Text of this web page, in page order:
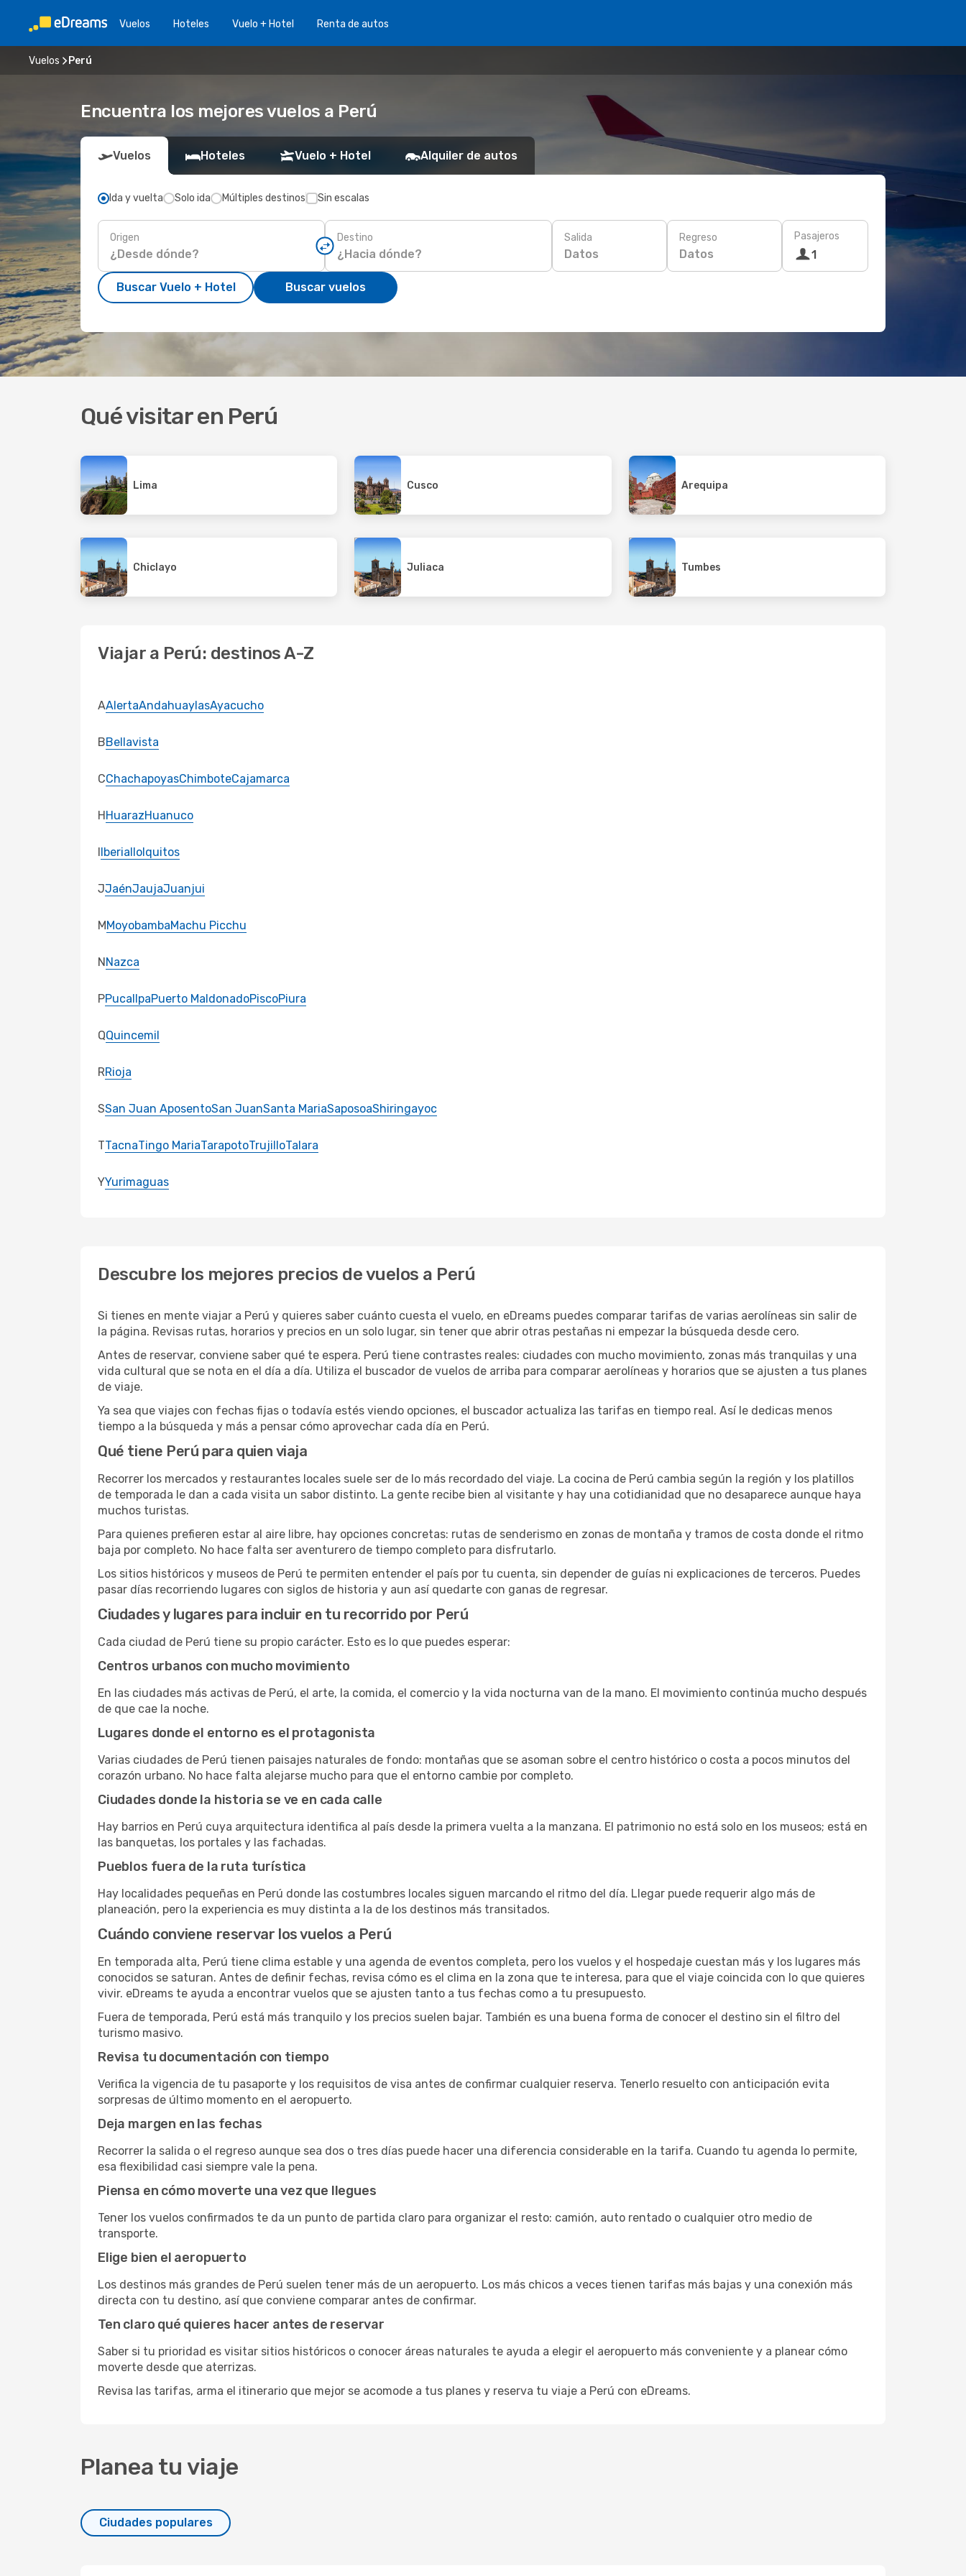
Vuelos Hoteles Vuelo + Hotel Renta de autos
Vuelos Perú
Encuentra los mejores vuelos a Perú
Vuelos Hoteles Vuelo + Hotel Alquiler de autos
Ida y vuelta Solo ida Múltiples destinos Sin escalas
Origen Destino Salida
Datos
Regreso
Datos
Pasajeros
1
Buscar Vuelo + Hotel Buscar vuelos
Qué visitar en Perú
Lima Cusco Arequipa
Chiclayo Juliaca Tumbes
Viajar a Perú: destinos A-Z
AAlertaAndahuaylasAyacucho
BBellavista
CChachapoyasChimboteCajamarca
HHuarazHuanuco
IIberiaIloIquitos
JJaénJaujaJuanjui
MMoyobambaMachu Picchu
NNazca
PPucallpaPuerto MaldonadoPiscoPiura
QQuincemil
RRioja
SSan Juan AposentoSan JuanSanta MariaSaposoaShiringayoc
TTacnaTingo MariaTarapotoTrujilloTalara
YYurimaguas
Descubre los mejores precios de vuelos a Perú
Si tienes en mente viajar a Perú y quieres saber cuánto cuesta el vuelo, en eDreams puedes comparar tarifas de varias aerolíneas sin salir de
la página. Revisas rutas, horarios y precios en un solo lugar, sin tener que abrir otras pestañas ni empezar la búsqueda desde cero.
Antes de reservar, conviene saber qué te espera. Perú tiene contrastes reales: ciudades con mucho movimiento, zonas más tranquilas y una
vida cultural que se nota en el día a día. Utiliza el buscador de vuelos de arriba para comparar aerolíneas y horarios que se ajusten a tus planes
de viaje.
Ya sea que viajes con fechas fijas o todavía estés viendo opciones, el buscador actualiza las tarifas en tiempo real. Así le dedicas menos
tiempo a la búsqueda y más a pensar cómo aprovechar cada día en Perú.
Qué tiene Perú para quien viaja
Recorrer los mercados y restaurantes locales suele ser de lo más recordado del viaje. La cocina de Perú cambia según la región y los platillos
de temporada le dan a cada visita un sabor distinto. La gente recibe bien al visitante y hay una cotidianidad que no desaparece aunque haya
muchos turistas.
Para quienes prefieren estar al aire libre, hay opciones concretas: rutas de senderismo en zonas de montaña y tramos de costa donde el ritmo
baja por completo. No hace falta ser aventurero de tiempo completo para disfrutarlo.
Los sitios históricos y museos de Perú te permiten entender el país por tu cuenta, sin depender de guías ni explicaciones de terceros. Puedes
pasar días recorriendo lugares con siglos de historia y aun así quedarte con ganas de regresar.
Ciudades y lugares para incluir en tu recorrido por Perú
Cada ciudad de Perú tiene su propio carácter. Esto es lo que puedes esperar:
Centros urbanos con mucho movimiento
En las ciudades más activas de Perú, el arte, la comida, el comercio y la vida nocturna van de la mano. El movimiento continúa mucho después
de que cae la noche.
Lugares donde el entorno es el protagonista
Varias ciudades de Perú tienen paisajes naturales de fondo: montañas que se asoman sobre el centro histórico o costa a pocos minutos del
corazón urbano. No hace falta alejarse mucho para que el entorno cambie por completo.
Ciudades donde la historia se ve en cada calle
Hay barrios en Perú cuya arquitectura identifica al país desde la primera vuelta a la manzana. El patrimonio no está solo en los museos; está en
las banquetas, los portales y las fachadas.
Pueblos fuera de la ruta turística
Hay localidades pequeñas en Perú donde las costumbres locales siguen marcando el ritmo del día. Llegar puede requerir algo más de
planeación, pero la experiencia es muy distinta a la de los destinos más transitados.
Cuándo conviene reservar los vuelos a Perú
En temporada alta, Perú tiene clima estable y una agenda de eventos completa, pero los vuelos y el hospedaje cuestan más y los lugares más
conocidos se saturan. Antes de definir fechas, revisa cómo es el clima en la zona que te interesa, para que el viaje coincida con lo que quieres
vivir. eDreams te ayuda a encontrar vuelos que se ajusten tanto a tus fechas como a tu presupuesto.
Fuera de temporada, Perú está más tranquilo y los precios suelen bajar. También es una buena forma de conocer el destino sin el filtro del
turismo masivo.
Revisa tu documentación con tiempo
Verifica la vigencia de tu pasaporte y los requisitos de visa antes de confirmar cualquier reserva. Tenerlo resuelto con anticipación evita
sorpresas de último momento en el aeropuerto.
Deja margen en las fechas
Recorrer la salida o el regreso aunque sea dos o tres días puede hacer una diferencia considerable en la tarifa. Cuando tu agenda lo permite,
esa flexibilidad casi siempre vale la pena.
Piensa en cómo moverte una vez que llegues
Tener los vuelos confirmados te da un punto de partida claro para organizar el resto: camión, auto rentado o cualquier otro medio de
transporte.
Elige bien el aeropuerto
Los destinos más grandes de Perú suelen tener más de un aeropuerto. Los más chicos a veces tienen tarifas más bajas y una conexión más
directa con tu destino, así que conviene comparar antes de confirmar.
Ten claro qué quieres hacer antes de reservar
Saber si tu prioridad es visitar sitios históricos o conocer áreas naturales te ayuda a elegir el aeropuerto más conveniente y a planear cómo
moverte desde que aterrizas.
Revisa las tarifas, arma el itinerario que mejor se acomode a tus planes y reserva tu viaje a Perú con eDreams.
Planea tu viaje
Ciudades populares